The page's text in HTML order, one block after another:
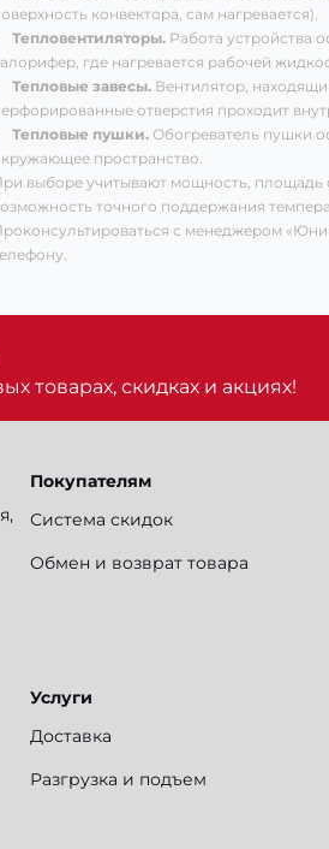
конвектора, сам нагревается).
Тепловентиляторы. Работа устройства
где нагревается рабочей
Тепловые завесы. Вентилятор,
отверстия проходит
Тепловые пушки. Обогреватель пушки
пространство.
выборе учитывают мощность, площадь
точного поддержания
с менеджером
товарах, скидках и акциях!
Покупателям
Система скидок
Обмен и возврат товара
Услуги
Доставка
Разгрузка и подъем